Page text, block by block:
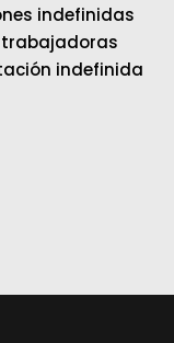
indefinidas
indefinida